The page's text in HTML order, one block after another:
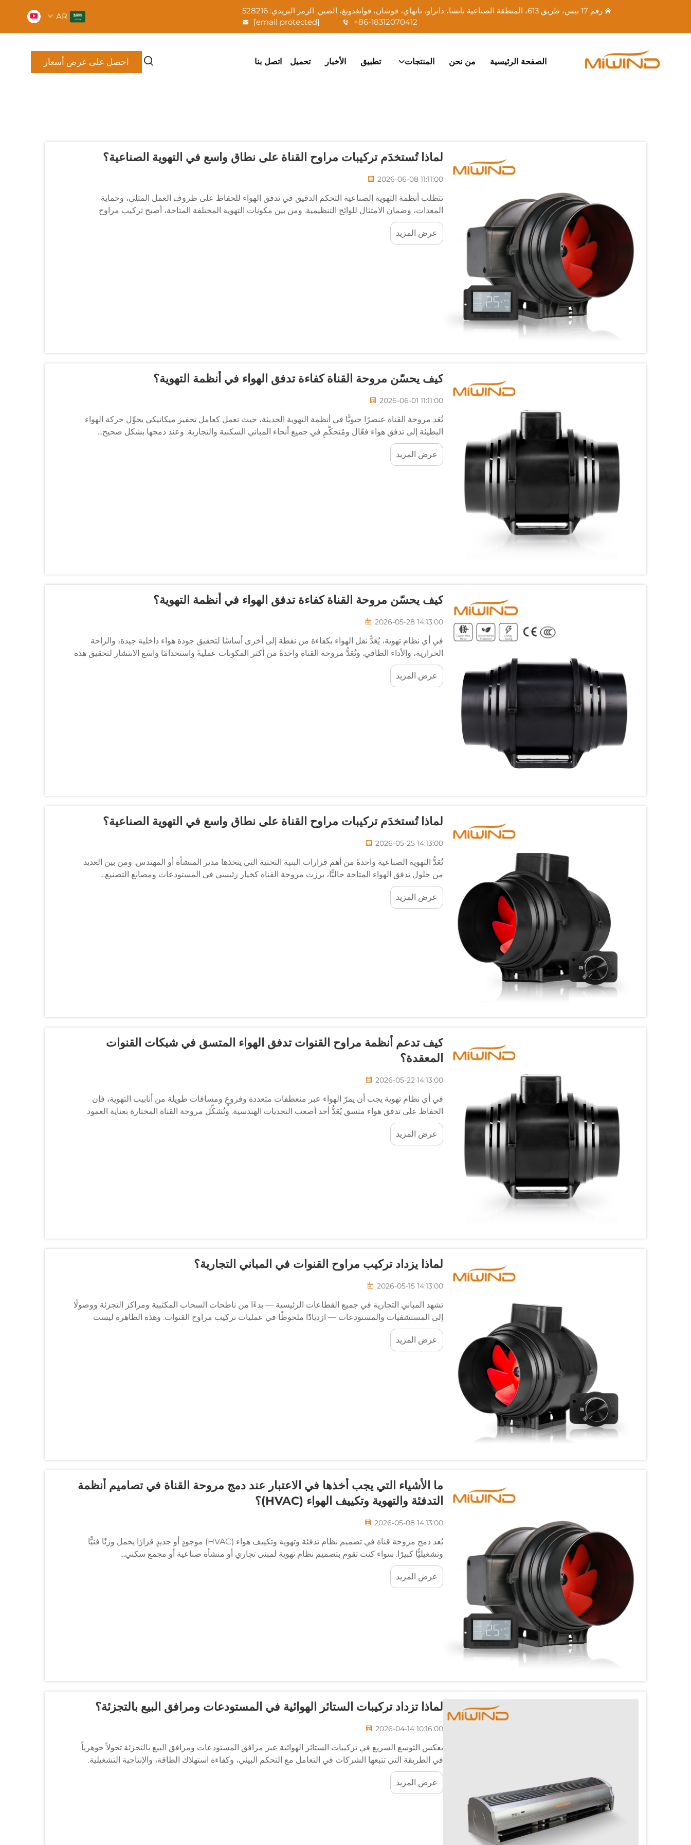
رقم 17 بيس، طريق 613، المنطقة الصناعية نانشا، دانزاو، نانهاي، فوشان، قوانغدونغ، الصين. الرمز البريدي: 528216
+86-18312070412
[email protected]
AR
الصفحة الرئيسية من نحن المنتجات تطبيق الأخبار تحميل اتصل بنا احصل على عرض أسعار
لماذا تُستخدَم تركيبات مراوح القناة على نطاق واسع في التهوية الصناعية؟
2026-06-08 11:11:00
تتطلب أنظمة التهوية الصناعية التحكم الدقيق في تدفق الهواء للحفاظ على ظروف العمل المثلى، وحماية
المعدات، وضمان الامتثال للوائح التنظيمية. ومن بين مكونات التهوية المختلفة المتاحة، أصبح تركيب مراوح
القنوات أكثر انتشارًا...
عرض المزيد
كيف يحسّن مروحة القناة كفاءة تدفق الهواء في أنظمة التهوية؟
2026-06-01 11:11:00
تُعَد مروحة القناة عنصرًا حيويًّا في أنظمة التهوية الحديثة، حيث تعمل كعامل تحفيز ميكانيكي يحوِّل حركة الهواء
البطيئة إلى تدفق هواء فعّال ومُتحكَّمٍ في جميع أنحاء المباني السكنية والتجارية. وعند دمجها بشكل صحيح...
عرض المزيد
كيف يحسّن مروحة القناة كفاءة تدفق الهواء في أنظمة التهوية؟
2026-05-28 14:13:00
في أي نظام تهوية، يُعَدُّ نقل الهواء بكفاءة من نقطة إلى أخرى أساسًا لتحقيق جودة هواء داخلية جيدة، والراحة
الحرارية، والأداء الطاقي. وتُعَدُّ مروحة القناة واحدةً من أكثر المكونات عمليةً واستخدامًا واسع الانتشار لتحقيق هذه
الغاية...
عرض المزيد
لماذا تُستخدَم تركيبات مراوح القناة على نطاق واسع في التهوية الصناعية؟
2026-05-25 14:13:00
تُعَدُّ التهوية الصناعية واحدةً من أهم قرارات البنية التحتية التي يتخذها مدير المنشأة أو المهندس. ومن بين العديد
من حلول تدفق الهواء المتاحة حاليًّا، برزت مروحة القناة كخيار رئيسي في المستودعات ومصانع التصنيع...
عرض المزيد
كيف تدعم أنظمة مراوح القنوات تدفق الهواء المتسق في شبكات القنوات
المعقدة؟
2026-05-22 14:13:00
في أي نظام تهوية يجب أن يمرّ الهواء عبر منعطفات متعددة وفروعٍ ومسافات طويلة من أنابيب التهوية، فإن
الحفاظ على تدفق هواء متسق يُعَدُّ أحد أصعب التحديات الهندسية. وتُشكِّل مروحة القناة المختارة بعناية العمود
الفقري الميكانيكي الذي...
عرض المزيد
لماذا يزداد تركيب مراوح القنوات في المباني التجارية؟
2026-05-15 14:13:00
تشهد المباني التجارية في جميع القطاعات الرئيسية — بدءًا من ناطحات السحاب المكتبية ومراكز التجزئة ووصولًا
إلى المستشفيات والمستودعات — ازديادًا ملحوظًا في عمليات تركيب مراوح القنوات. وهذه الظاهرة ليست
عرضية، بل تعكس تضافر مجموعة من العوامل، أبرزها تشديد متطلبات التهوية...
عرض المزيد
ما الأشياء التي يجب أخذها في الاعتبار عند دمج مروحة القناة في تصاميم أنظمة
التدفئة والتهوية وتكييف الهواء (HVAC)؟
2026-05-08 14:13:00
يُعد دمج مروحة قناة في تصميم نظام تدفئة وتهوية وتكييف هواء (HVAC) موجودٍ أو جديدٍ قرارًا يحمل وزنًا فنيًّا
وتشغيليًّا كبيرًا. سواء كنت تقوم بتصميم نظام تهوية لمبنى تجاري أو منشأة صناعية أو مجمع سكني...
عرض المزيد
لماذا تزداد تركيبات الستائر الهوائية في المستودعات ومرافق البيع بالتجزئة؟
2026-04-14 10:16:00
يعكس التوسع السريع في تركيبات الستائر الهوائية عبر مرافق المستودعات ومرافق البيع بالتجزئة تحولاً جوهرياً
في الطريقة التي تتبعها الشركات في التعامل مع التحكم البيئي، وكفاءة استهلاك الطاقة، والإنتاجية التشغيلية.
ويُعزى هذا الازدياد إلى تراكم الضغوط المسبقة...
عرض المزيد